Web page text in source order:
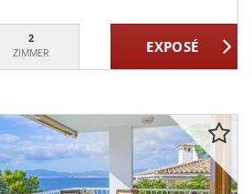
2
ZIMMER